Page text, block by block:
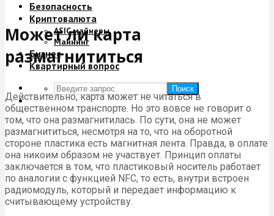
Безопасность
Криптовалюта
ASIC майнеры
Майнинг
Бизнес
Квартирный вопрос
Поиск
Может ли карта
размагнититься
Действительно, карта может не читаться в
общественном транспорте. Но это вовсе не говорит о
том, что она размагнитилась. По сути, она не может
размагнититься, несмотря на то, что на оборотной
стороне пластика есть магнитная лента. Правда, в оплате
она никоим образом не участвует. Принцип оплаты
заключается в том, что пластиковый носитель работает
по аналогии с функцией NFC, то есть, внутри встроен
радиомодуль, который и передает информацию к
считывающему устройству.